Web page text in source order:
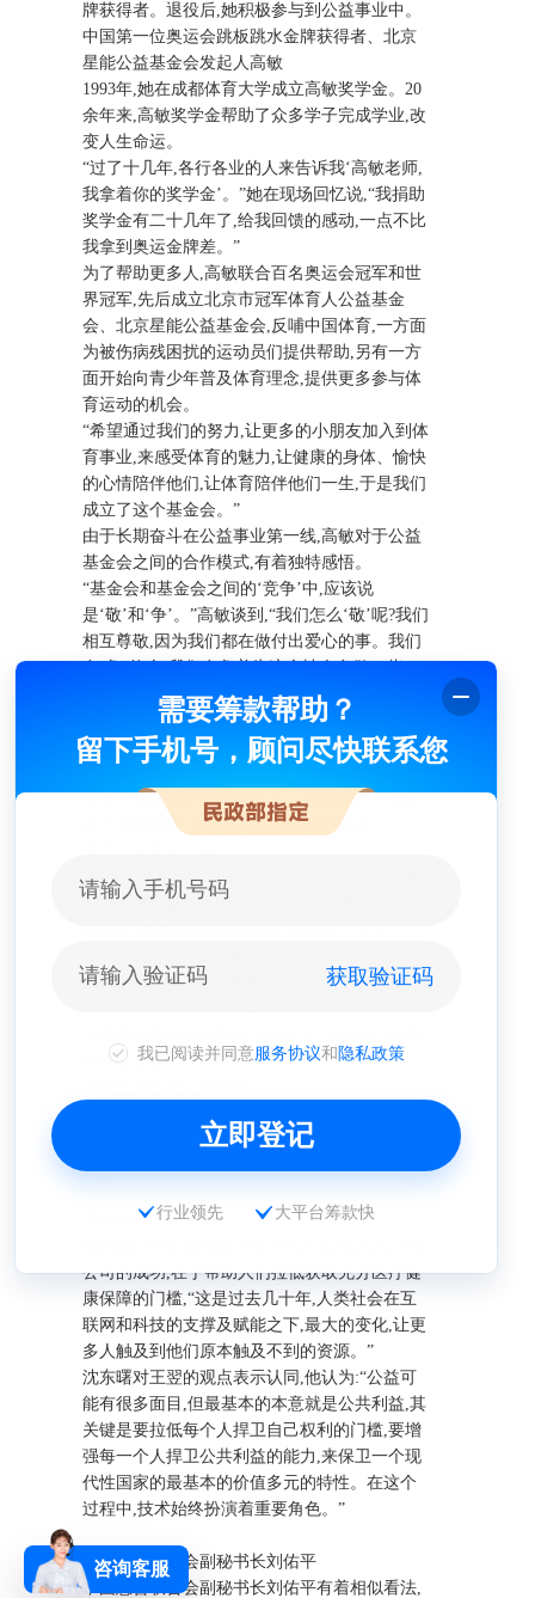
牌获得者。退役后,她积极参与到公益事业中。
中国第一位奥运会跳板跳水金牌获得者、北京
星能公益基金会发起人高敏
1993年,她在成都体育大学成立高敏奖学金。20
余年来,高敏奖学金帮助了众多学子完成学业,改
变人生命运。
“过了十几年,各行各业的人来告诉我‘高敏老师,
我拿着你的奖学金’。”她在现场回忆说,“我捐助
奖学金有二十几年了,给我回馈的感动,一点不比
我拿到奥运金牌差。”
为了帮助更多人,高敏联合百名奥运会冠军和世
界冠军,先后成立北京市冠军体育人公益基金
会、北京星能公益基金会,反哺中国体育,一方面
为被伤病残困扰的运动员们提供帮助,另有一方
面开始向青少年普及体育理念,提供更多参与体
育运动的机会。
“希望通过我们的努力,让更多的小朋友加入到体
育事业,来感受体育的魅力,让健康的身体、愉快
的心情陪伴他们,让体育陪伴他们一生,于是我们
成立了这个基金会。”
由于长期奋斗在公益事业第一线,高敏对于公益
基金会之间的合作模式,有着独特感悟。
“基金会和基金会之间的‘竞争’中,应该说
是‘敬’和‘争’。”高敏谈到,“我们怎么‘敬’呢?我们
相互尊敬,因为我们都在做付出爱心的事。我们
主持人沈东曙认为,高敏指出了一个关键概念:公
益机构间的竞争关系和商业竞争不同。“在公益
重每一位在他后面的捐款人。对他来讲,只有把
这个事情做大,才能把公益事业推向前进。”
随后,泰洋川禾总裁王海平分享了明星公益的影
响力。他们曾联合明星,在互联网上接力转发公
IDG资本合伙人闫怡勝则指出,资本方参与公益
和帮助更多的人。
关于创业,创新工场合伙人郎春晖表示,借助公益
引起资本关注、媒体关注都不再紧要,“像水滴筹
这样,所做的公益引起政府的关注,这将为公益带
流利说CEO王翌
公司的成功,在于帮助人们拉低获取充分医疗健
康保障的门槛,“这是过去几十年,人类社会在互
联网和科技的支撑及赋能之下,最大的变化,让更
多人触及到他们原本触及不到的资源。”
沈东曙对王翌的观点表示认同,他认为:“公益可
能有很多面目,但最基本的本意就是公共利益,其
关键是要拉低每个人捍卫自己权利的门槛,要增
强每一个人捍卫公共利益的能力,来保卫一个现
代性国家的最基本的价值多元的特性。在这个
过程中,技术始终扮演着重要角色。”
中国慈善联合会副秘书长刘佑平
中国慈善联合会副秘书长刘佑平有着相似看法,
需要筹款帮助？
留下手机号，顾问尽快联系您
获取验证码
我已阅读并同意服务协议和隐私政策
立即登记
行业领先 大平台筹款快
咨询客服